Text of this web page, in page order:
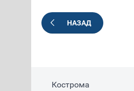
НАЗАД
Кострома